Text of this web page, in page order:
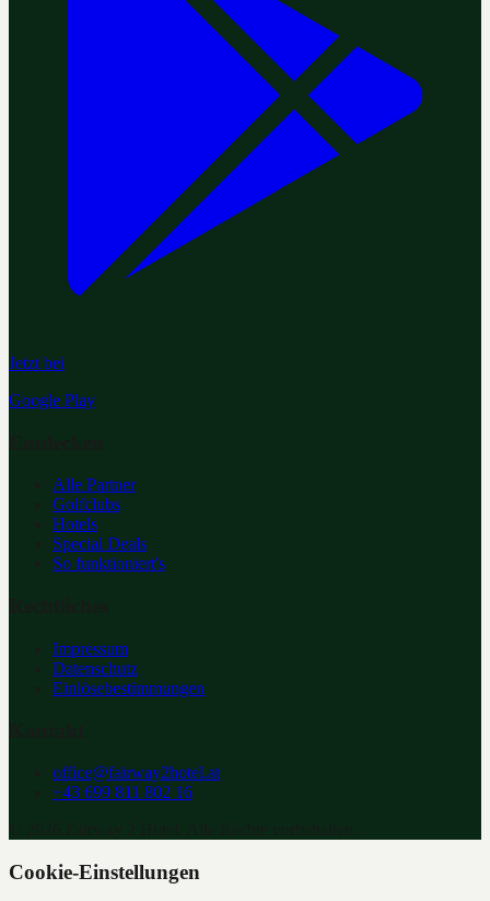
Jetzt bei
Google Play
Alle Partner
Golfclubs
Hotels
Special Deals
So funktioniert's
Impressum
Datenschutz
Einlösebestimmungen
office@fairway2hotel.at
+43 699 811 802 16
Cookie-Einstellungen